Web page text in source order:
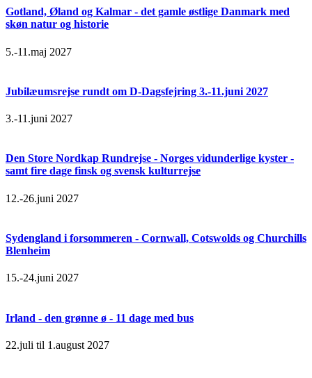
Gotland, Øland og Kalmar - det gamle østlige Danmark med
skøn natur og historie
5.-11.maj 2027
Jubilæumsrejse rundt om D-Dagsfejring 3.-11.juni 2027
3.-11.juni 2027
Den Store Nordkap Rundrejse - Norges vidunderlige kyster -
samt fire dage finsk og svensk kulturrejse
12.-26.juni 2027
Sydengland i forsommeren - Cornwall, Cotswolds og Churchills
Blenheim
15.-24.juni 2027
Irland - den grønne ø - 11 dage med bus
22.juli til 1.august 2027